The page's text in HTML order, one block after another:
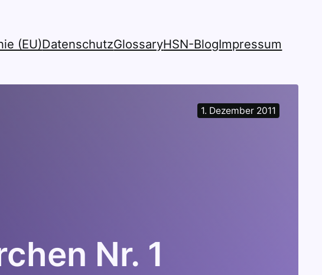
(EU)DatenschutzGlossaryHSN-BlogImpressum
1. Dezember 2011
Nr. 1